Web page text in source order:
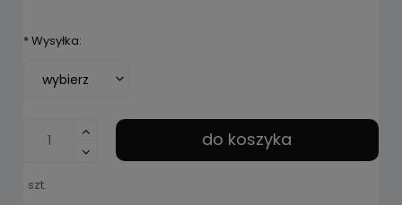
*Wysyłka:
szt.
do koszyka